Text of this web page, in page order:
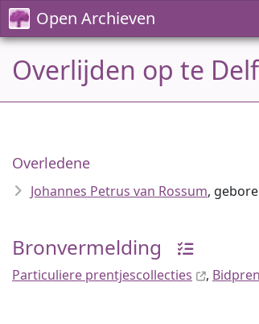
Open Archieven
Overlijden op te
Overledene
Johannes Petrus van Rossum,
Bronvermelding
Particuliere prentjescollecties ,